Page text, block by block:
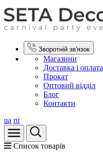
Зворотній зв'язок
Магазини
Доставка і оплата
Прокат
Оптовий відділ
Блог
Контакти
ua ru
Список товарів